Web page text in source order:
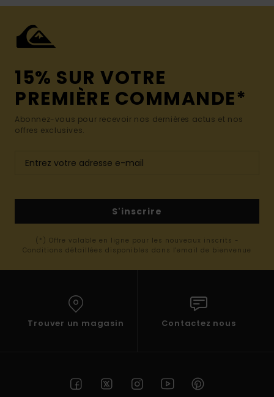
15% SUR VOTRE
PREMIÈRE COMMANDE*
Abonnez-vous pour recevoir nos dernières actus et nos
offres exclusives.
S'inscrire
(*) Offre valable en ligne pour les nouveaux inscrits -
Conditions détaillées disponibles dans l'email de bienvenue
Trouver un magasin Contactez nous